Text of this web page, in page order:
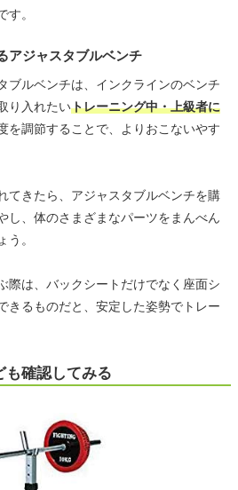
す。
アジャスタブルベンチ
ブルベンチは、インクラインのベンチ
り入れたいトレーニング中・上級者に
を調節することで、よりおこないやす
てきたら、アジャスタブルベンチを購
し、体のさまざまなパーツをまんべん
う。
際は、バックシートだけでなく座面シ
きるものだと、安定した姿勢でトレー
も確認してみる